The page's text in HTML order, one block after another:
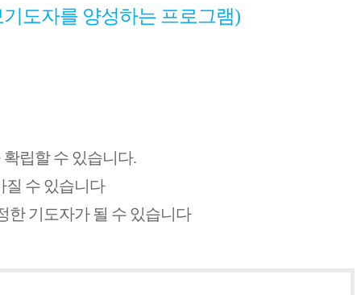
도자를 양성하는 프로그램)
립할 수 있습니다.
질 수 있습니다
한 기도자가 될 수 있습니다